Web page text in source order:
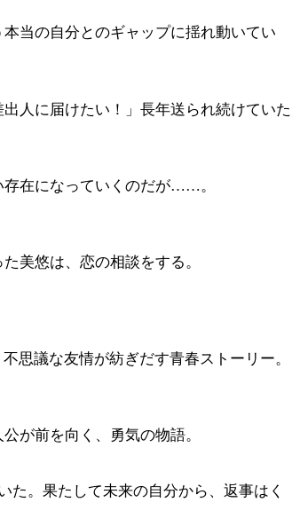
当の自分とのギャップに揺れ動いてい
人に届けたい！」長年送られ続けていた
存在になっていくのだが……。
美悠は、恋の相談をする。
思議な友情が紡ぎだす青春ストーリー。
が前を向く、勇気の物語。
。果たして未来の自分から、返事はく